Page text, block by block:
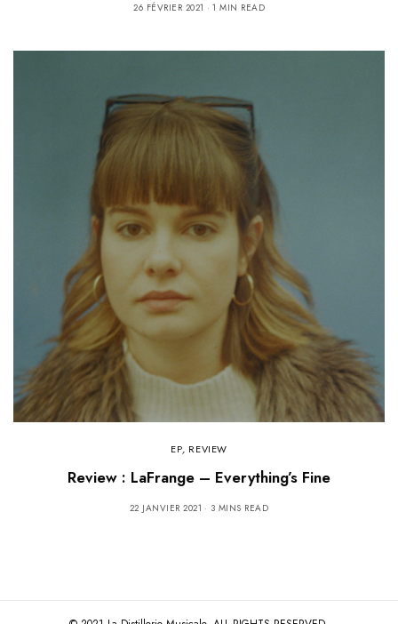
26 FÉVRIER 2021 1 MIN READ
EP, REVIEW
Review : LaFrange – Everything’s Fine
22 JANVIER 2021 3 MINS READ